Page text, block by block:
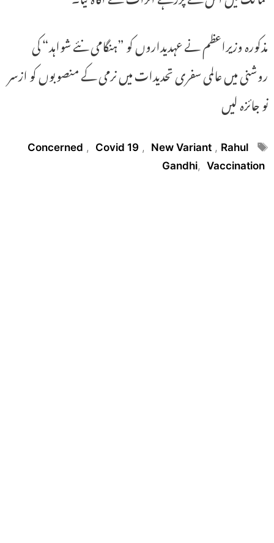
مذکورہ وزیراعظم نے عہدیداروں کو ”ہنگامی نئے شواہد“ کی
روشنی میں عالمی سفری تحدیدات میں نرمی کے منصوبوں کو ازسر
نو جائزہ لیں
Tags
Concerned , Covid 19 , New Variant , Rahul
Gandhi, Vaccination